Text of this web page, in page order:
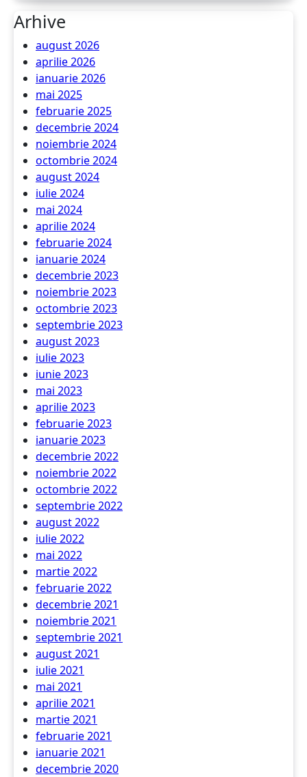
Arhive
august 2026
aprilie 2026
ianuarie 2026
mai 2025
februarie 2025
decembrie 2024
noiembrie 2024
octombrie 2024
august 2024
iulie 2024
mai 2024
aprilie 2024
februarie 2024
ianuarie 2024
decembrie 2023
noiembrie 2023
octombrie 2023
septembrie 2023
august 2023
iulie 2023
iunie 2023
mai 2023
aprilie 2023
februarie 2023
ianuarie 2023
decembrie 2022
noiembrie 2022
octombrie 2022
septembrie 2022
august 2022
iulie 2022
mai 2022
martie 2022
februarie 2022
decembrie 2021
noiembrie 2021
septembrie 2021
august 2021
iulie 2021
mai 2021
aprilie 2021
martie 2021
februarie 2021
ianuarie 2021
decembrie 2020